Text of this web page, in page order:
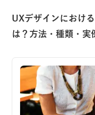
UXデザインにおけ
は？方法・種類・実